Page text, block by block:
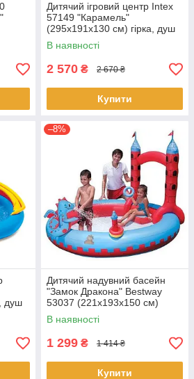
Дитячий ігровий центр Intex
57149 "Карамель"
(295х191х130 см) гірка, душ
В наявності
2 570 ₴ 2 670 ₴
Купити
душ
–8%
Дитячий надувний басейн
"Замок Дракона" Bestway
53037 (221х193х150 см)
фонтан
В наявності
1 299 ₴ 1 414 ₴
Купити